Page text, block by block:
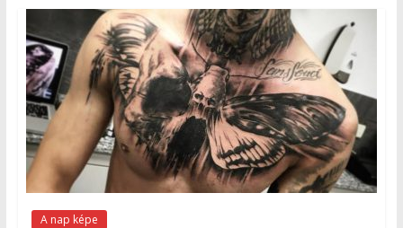
A nap képe